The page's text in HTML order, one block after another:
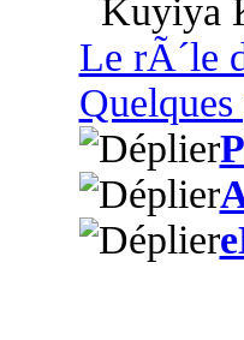
Kuyiya
Le rÃ´le